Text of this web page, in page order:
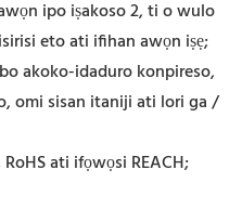
ipo iṣakoso 2, ti o wulo
eto ati ifihan awọn iṣẹ;
akoko-idaduro konpireso,
omi sisan itaniji ati lori ga /
ati ifọwọsi REACH;